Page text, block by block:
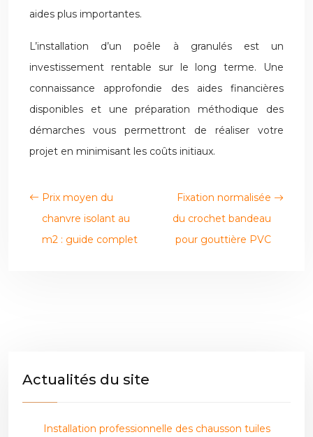
aides plus importantes.
L’installation d’un poêle à granulés est un
investissement rentable sur le long terme. Une
connaissance approfondie des aides financières
disponibles et une préparation méthodique des
démarches vous permettront de réaliser votre
projet en minimisant les coûts initiaux.
Prix moyen du
chanvre isolant au
m2 : guide complet
Fixation normalisée
du crochet bandeau
pour gouttière PVC
Actualités du site
Installation professionnelle des chausson tuiles